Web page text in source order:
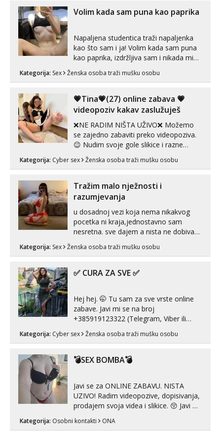
tel:0,93€ - mob:1,12€ min
Volim kada sam puna kao paprika
Napaljena studentica traži napaljenka
kao što sam i ja! Volim kada sam puna
kao paprika, izdržljiva sam i nikada mi
puta dnevno bilo kad i bilo gdje zato se
link ispod i nadji me tamo, cekam te!
Kategorija: Sex Ženska osoba traži mušku osobu
💗Tina💗(27) online zabava 💗
videopoziv kakav zaslužuješ
❌NE RADIM NIŠTA UŽIVO❌ Možemo
se zajedno zabaviti preko videopoziva.
😉 Nudim svoje gole slikice i razne
videouradke. 🤩 Za online zabavu pošalji
poruku na Whatsapp, Telegram ili Viber.
autentičnosti možeš me vidjeti na
videopozivu. 😉 S vama sam vec 5 ...
Kategorija: Cyber sex Ženska osoba traži mušku osobu
Tražim malo nježnosti i
razumjevanja
u dosadnoj vezi koja nema nikakvog
pocetka ni kraja,jednostavno sam
nesretna. sve dajem a nista ne dobivam
zadovoljiti moje potrebe,ne trazim puno
volim njezan seks i njezne poljupce po
Kategorija: Sex Ženska osoba traži mušku osobu
✅ CURA ZA SVE ✅
Hej hej. 🤭 Tu sam za sve vrste online
zabave. Javi mi se na broj
+385919123322 (Telegram, Viber ili
Whatsapp). 🤙 NE javljaj se na uzivo.
Hvala.
Kategorija: Cyber sex Ženska osoba traži mušku osobu
💣SEX BOMBA💣
Javi se za ONLINE ZABAVU. NISTA
UZIVO! Radim videopozive, dopisivanja,
prodajem svoja videa i slikice. 😚 Javi mi
Telegram. +385 91 723 0045
Kategorija: Osobni kontakti ONA